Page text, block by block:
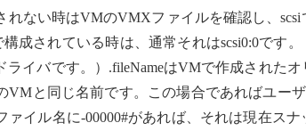
れない時はVMのVMXファイルを確認し、
成されている時は、通常それはscsi0:0です。
ライバです。）.fileNameはVMで作成された
VMと同じ名前です。この場合であればユー
ァイル名に-00000#があれば、それは現在ス